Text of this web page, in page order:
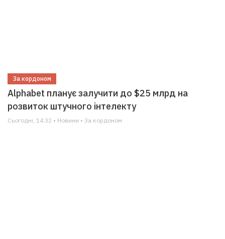
За кордоном
Alphabet планує залучити до $25 млрд на
розвиток штучного інтелекту
Сьогодні, 14:32 • Новини • За кордоном